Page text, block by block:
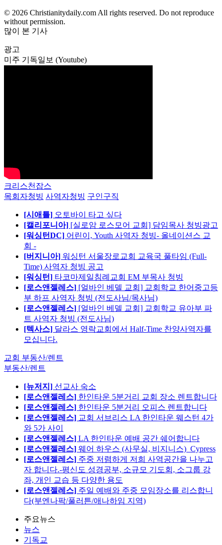
© 2026 Christianitydaily.com All rights reserved. Do not reproduce
without permission.
많이 본 기사
광고
미주 기독일보 (Youtube)
크리스천잡스
목회자청빙 사역자청빙 구인구직
[시애틀] 오토바이 타고 싶다
[캘리포니아] [실로암 로스모어 교회] 담임목사 청빙광고
[워싱턴DC] 어린이, Youth 사역자 청빙- 올네이션스 교
회 -
[버지니아] 워싱턴 서울장로교회 교육국 풀타임 (Full-
Time) 사역자 청빙 공고
[워싱턴] 타코마제일침례교회 EM 부목사 청빙
[로스앤젤레스] [얼바인 베델 교회] 교회학교 한어중고등
부 하프 사역자 청빙 (전도사님/목사님)
[로스앤젤레스] [얼바인 베델 교회] 교회학교 유아부 파
트 사역자 청빙 (전도사님)
[텍사스] 달라스 영락교회에서 Half-Time 찬양사역자를
모십니다.
교회 부동산/렌트
부동산/렌트
[뉴저지] 선교사 숙소
[로스앤젤레스] 한인타운 5분거리 교회 장소 렌트합니다
[로스앤젤레스] 한인타운 5분거리 오피스 렌트합니다
[로스앤젤레스] 교회 서브리스 LA 한인타운 웨스턴 4가
와 5가 사이
[로스앤젤레스] LA 한인타운 예배 공간 쉐어합니다
[로스앤젤레스] 웨어 하우스 (사무실, 비지니스)_Cypress
[로스앤젤레스] 주중 저렴하게 저희 사역공간을 나누고
자 합니다.-평신도 성경공부, 소규모 기도회, 소그룹 강
좌, 개인 교습 등 다양한 용도
[로스앤젤레스] 주일 예배와 주중 모임장소를 리스합니
다(부엔나팍/풀러튼/애나하임 지역)
주요뉴스
뉴스
기독교